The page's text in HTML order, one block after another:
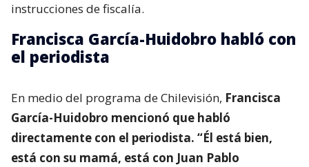
instrucciones de fiscalía.
Francisca García-Huidobro habló con
el periodista
En medio del programa de Chilevisión, Francisca
García-Huidobro mencionó que habló
directamente con el periodista. “Él está bien,
está con su mamá, está con Juan Pablo